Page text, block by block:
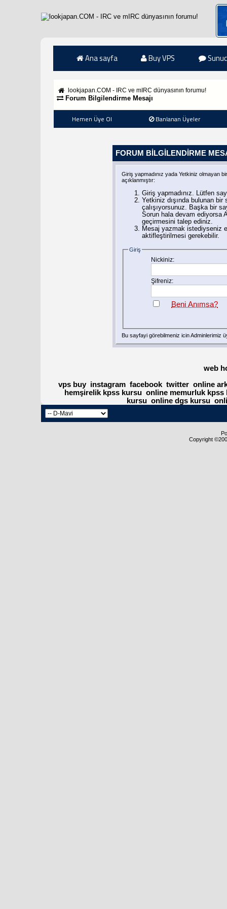
Ana sayfa Buy VPS
lookjapan.COM - IRC ve mIRC dünyasının forumu!
Forum Bilgilendirme Mesajı
Hemen Üye Ol Banlanan Üyeler
FORUM BILGILENDIRME
Giriş yapmadınız yada Yetkiniz olmayan
açıklanmıştır:
Giriş yapmadınız. Lütfen
Yetkiniz dışında bulunan
çalışıyorsunuz. Başka bir
Sorun hala devam ediyorsa
geçirmesini talep ediniz.
Mesaj yazmak istediyseniz
aktifleştirilmesi gerekebilir.
Giriş
Nickiniz:
Şifreniz:
Beni Anımsa?
Bu sayfayi görebilmeniz icin Adminlerimiz
web
vps buy instagram facebook twitter online
hemşirelik kpss kursu online memurluk kpss
kursu online dgs kursu
Copyright